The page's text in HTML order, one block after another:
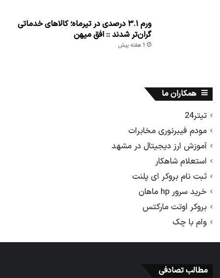
ورم ۳.۱ درصدی در تیرماه؛ کالاهای خدماتی
گران‌تر شدند :: افق میهن
1 هفته پیش
همکاران ما
تیتر24
مودم فیبرنوری مخابرات
آموزش ارز دیجیتال در مشهد
استعلام شاهکار
ثبت نام بروکر ای پلنت
خرید سرور hp ماهان
بروکر اوتت مارکتس
وام با چک
مطالب تصادفی